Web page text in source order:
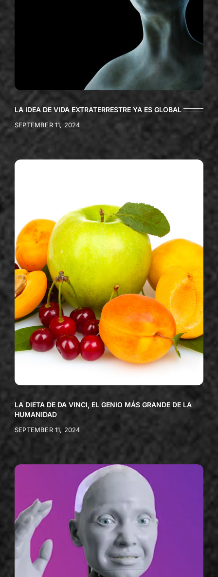
LA IDEA DE VIDA EXTRATERRESTRE YA ES GLOBAL
SEPTEMBER 11, 2024
LA DIETA DE DA VINCI, EL GENIO MÁS GRANDE DE LA
HUMANIDAD
SEPTEMBER 11, 2024